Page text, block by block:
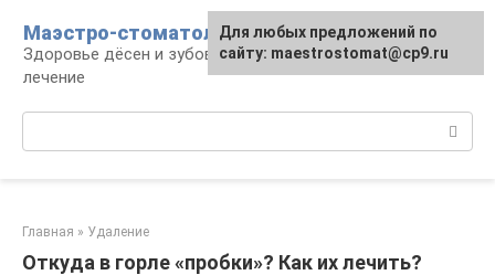
контенту
Маэстро-стоматолог
Здоровье дёсен и зубов, диагностика и
лечение
Главная » Удаление
Откуда в горле «пробки»? Как их лечить?
Для любых предложений по
сайту: maestrostomat@cp9.ru